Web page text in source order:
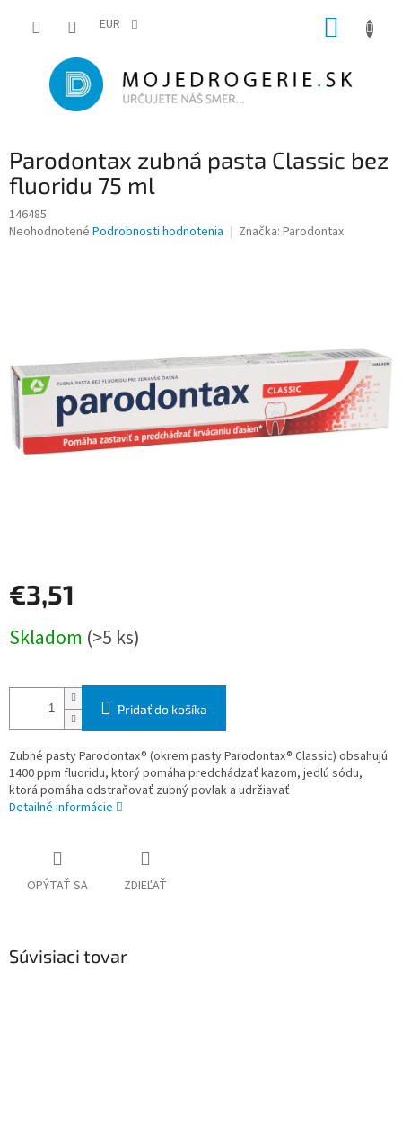
EUR
Parodontax zubná pasta Classic bez
fluoridu 75 ml
146485
Priemerné
Neohodnotené Podrobnosti hodnotenia Značka: Parodontax
€3,51
cena:
Skladom (>5 ks)
Pridať do košíka
Zubné pasty Parodontax® (okrem pasty Parodontax® Classic) obsahujú
1400 ppm fluoridu, ktorý pomáha predchádzať kazom, jedlú sódu,
ktorá pomáha odstraňovať zubný povlak a udržiavať
Detailné informácie
OPÝTAŤ SA ZDIEĽAŤ
Súvisiaci tovar